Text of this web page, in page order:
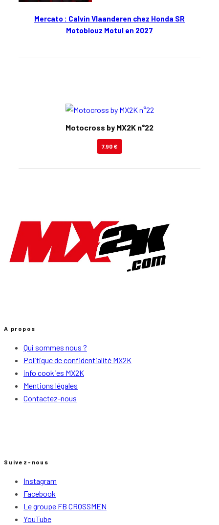
Mercato : Calvin Vlaanderen chez Honda SR
Motoblouz Motul en 2027
Motocross by MX2K n°22
7.90 €
A propos
Qui sommes nous ?
Politique de confidentialité MX2K
info cookies MX2K
Mentions légales
Contactez-nous
Suivez-nous
Instagram
Facebook
Le groupe FB CROSSMEN
YouTube